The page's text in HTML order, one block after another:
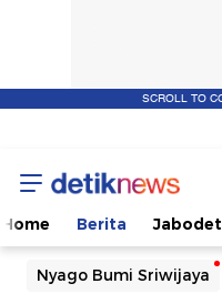
SCROLL TO
Home Berita
Nyago Bumi Sriwijaya